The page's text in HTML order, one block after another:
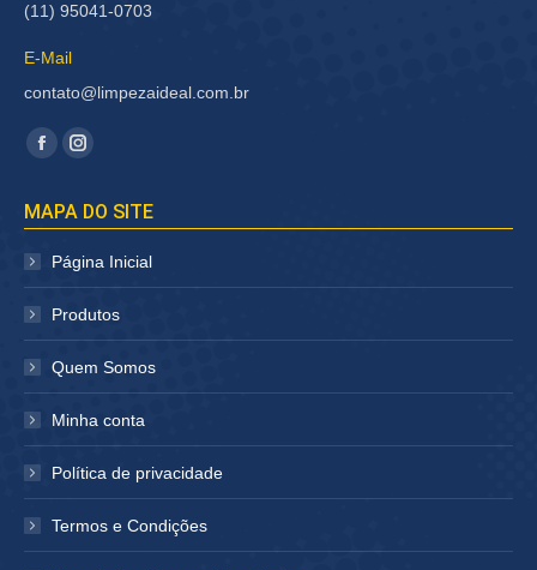
(11) 95041-0703
E-Mail
contato@limpezaideal.com.br
Encontre-nos em:
Facebook
abre
em
janela
Instagram
abre
janela
MAPA DO SITE
Página Inicial
Produtos
Quem Somos
Minha conta
Política de privacidade
Termos e Condições